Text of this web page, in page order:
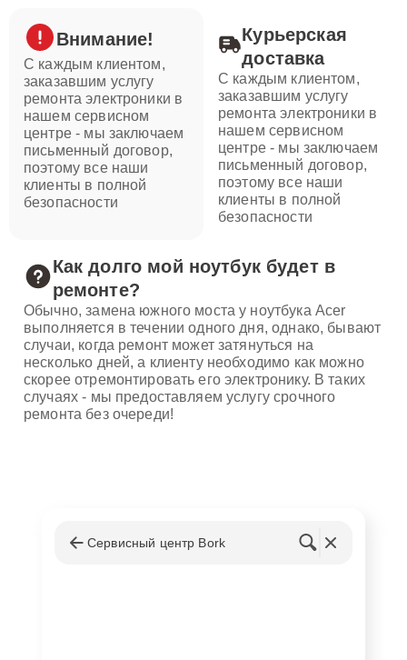
Внимание!
С каждым клиентом,
заказавшим услугу
ремонта электроники в
нашем сервисном
центре - мы заключаем
письменный договор,
поэтому все наши
клиенты в полной
безопасности
Курьерская
доставка
С каждым клиентом,
заказавшим услугу
ремонта электроники в
нашем сервисном
центре - мы заключаем
письменный договор,
поэтому все наши
клиенты в полной
безопасности
Как долго мой ноутбук будет в
ремонте?
Обычно, замена южного моста у ноутбука Acer
выполняется в течении одного дня, однако, бывают
случаи, когда ремонт может затянуться на
несколько дней, а клиенту необходимо как можно
скорее отремонтировать его электронику. В таких
случаях - мы предоставляем услугу срочного
ремонта без очереди!
Сервисный центр Bork